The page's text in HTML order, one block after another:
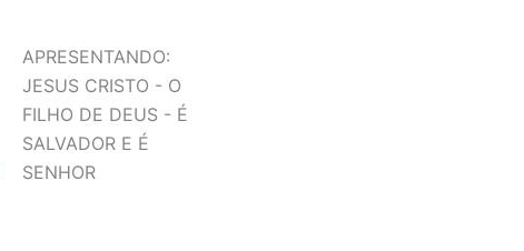
APRESENTANDO:
JESUS CRISTO - O
FILHO DE DEUS - É
SALVADOR E É
SENHOR